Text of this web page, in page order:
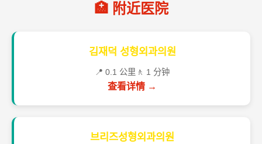
🏥 附近医院
김재덕 성형외과의원
📍 0.1 公里 🚶 1 分钟
查看详情 →
브리즈성형외과의원